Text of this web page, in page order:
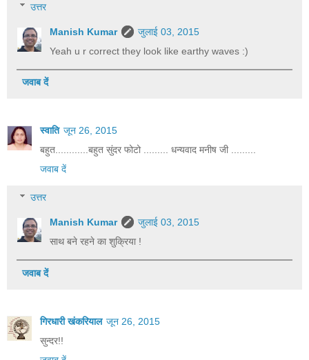
उत्तर
Manish Kumar
जुलाई 03, 2015
Yeah u r correct they look like earthy waves :)
जवाब दें
स्वाति जून 26, 2015
बहुत............बहुत सुंदर फोटो ......... धन्‍यवाद मनीष जी .........
जवाब दें
उत्तर
Manish Kumar
जुलाई 03, 2015
साथ बने रहने का शुक्रिया !
जवाब दें
गिरधारी खंकरियाल जून 26, 2015
सुन्दर!!